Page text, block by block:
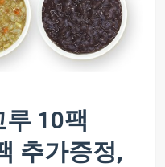
10팩
추가증정,